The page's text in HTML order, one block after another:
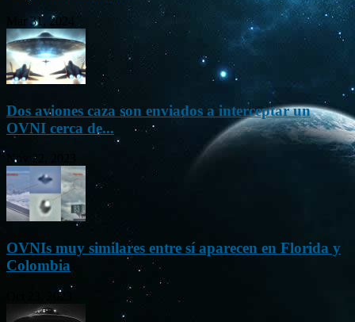
Mar 31, 2024
Dos aviones caza son enviados a interceptar un
OVNI cerca de...
Nov 22, 2023
OVNIs muy similares entre sí aparecen en Florida y
Colombia
Oct 23, 2023